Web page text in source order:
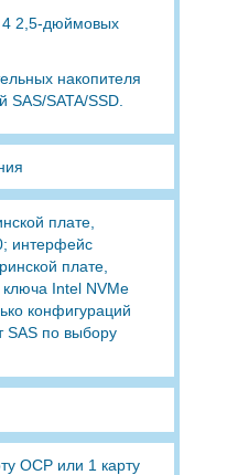
4 2,5-дюймовых
накопителя
SAS/SATA/SSD.
плате,
интерфейс
плате,
Intel NVMe
конфигураций
SAS по выбору
OCP или 1 карту